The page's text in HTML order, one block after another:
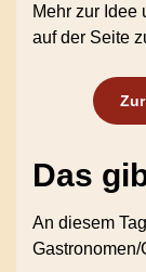
Mehr zur Idee
auf der Seite
Das
An diesem